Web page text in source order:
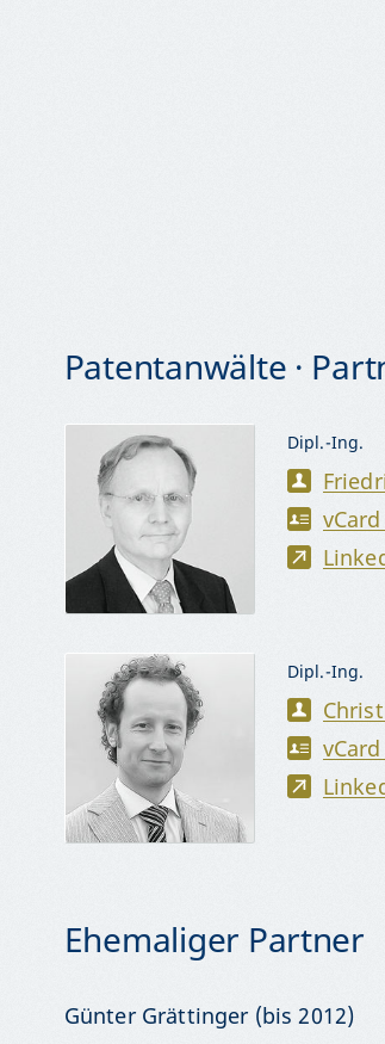
Patentanwälte ·
Dipl.-Ing.
Dipl.-Ing.
Ehemaliger Partner
Günter Grättinger (bis 2012)